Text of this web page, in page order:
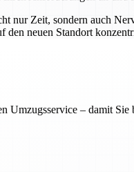
nur Zeit, sondern auch
neuen Standort
Umzugsservice – damit Sie